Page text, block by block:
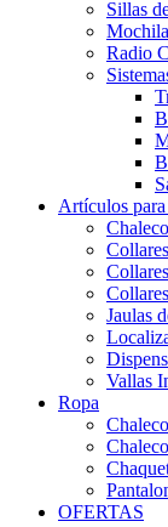
Sillas
Radio
Artículos
Jaulas
Vallas
Ropa
OFERTAS